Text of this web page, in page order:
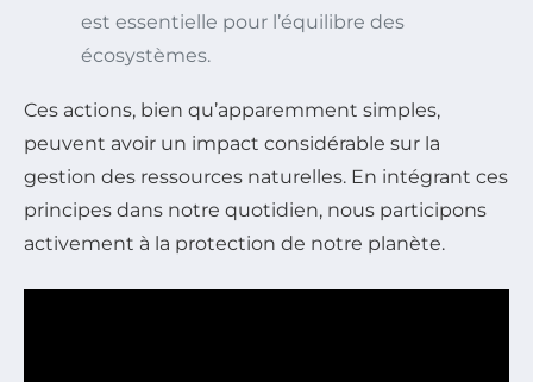
est essentielle pour l’équilibre des
écosystèmes.
Ces actions, bien qu’apparemment simples,
peuvent avoir un impact considérable sur la
gestion des ressources naturelles. En intégrant ces
principes dans notre quotidien, nous participons
activement à la protection de notre planète.